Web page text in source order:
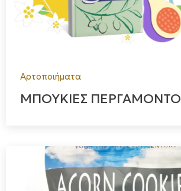
Αρτοποιήματα
ΜΠΟΥΚΙΕΣ ΠΕΡΓΑΜΟΝΤΟ